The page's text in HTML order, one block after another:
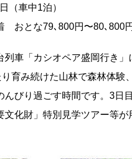
（車中1泊）
おとな79､800円〜80､800
列車「カシオペア盛岡行き
育み続けた山林で森林体
んびり過ごす時間です。3日
文化財」特別見学ツアー等